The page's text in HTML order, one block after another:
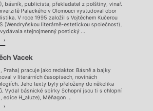
básník, publicista, překladatel z polštiny, vinař.
Palackého v Olomouci vystudoval obor
V roce 1995 založil s Vojtěchem Kučerou
(Wendryňskou literárně-estetickou společnost),
stejnojmenný poetický ...
Vacek
Praha) pracuje jako redaktor. Básně a bajky
v literárních časopisech, novinách
Jeho texty byly přeloženy do několika
Vydal básnické sbírky Schopní jsou ti s chlopní
edice H_aluze), Měňagon ...